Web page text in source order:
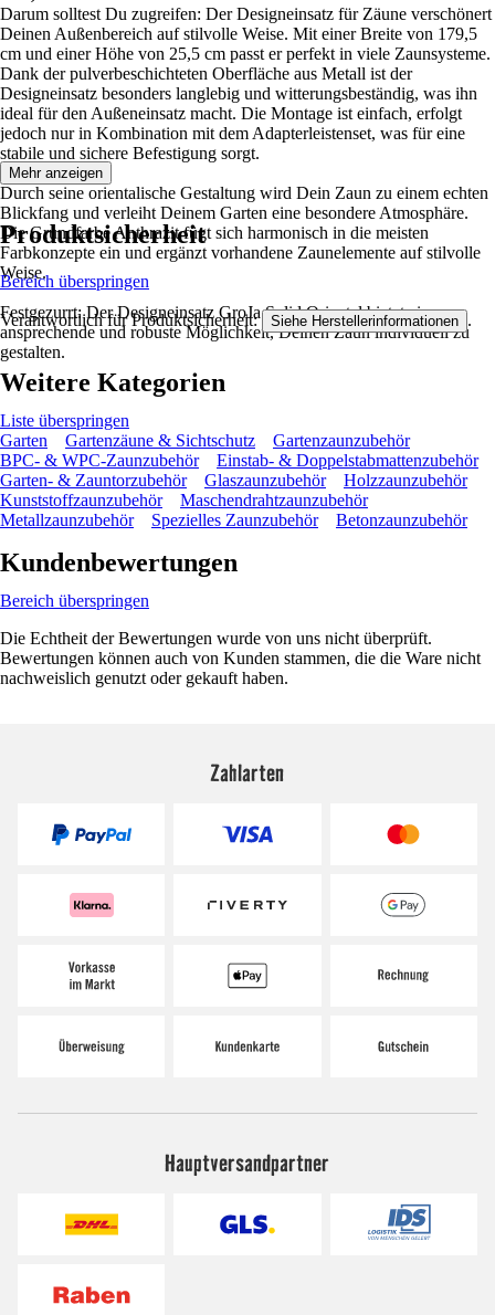
Darum solltest Du zugreifen: Der Designeinsatz für Zäune verschönert
Deinen Außenbereich auf stilvolle Weise. Mit einer Breite von 179,5
cm und einer Höhe von 25,5 cm passt er perfekt in viele Zaunsysteme.
Dank der pulverbeschichteten Oberfläche aus Metall ist der
Designeinsatz besonders langlebig und witterungsbeständig, was ihn
ideal für den Außeneinsatz macht. Die Montage ist einfach, erfolgt
jedoch nur in Kombination mit dem Adapterleistenset, was für eine
stabile und sichere Befestigung sorgt.
Durch seine orientalische Gestaltung wird Dein Zaun zu einem echten
Blickfang und verleiht Deinem Garten eine besondere Atmosphäre.
Die Grundfarbe Anthrazit fügt sich harmonisch in die meisten
Farbkonzepte ein und ergänzt vorhandene Zaunelemente auf stilvolle
Weise.
Festgezurrt: Der Designeinsatz GroJa Solid Oriental bietet eine
ansprechende und robuste Möglichkeit, Deinen Zaun individuell zu
gestalten.
Mehr anzeigen
Produktsicherheit
Bereich überspringen
Verantwortlich für Produktsicherheit: Siehe Herstellerinformationen .
Weitere Kategorien
Liste überspringen
Garten
Gartenzäune & Sichtschutz
Gartenzaunzubehör
BPC- & WPC-Zaunzubehör
Einstab- & Doppelstabmattenzubehör
Garten- & Zauntorzubehör
Glaszaunzubehör
Holzzaunzubehör
Kunststoffzaunzubehör
Maschendrahtzaunzubehör
Metallzaunzubehör
Spezielles Zaunzubehör Betonzaunzubehör
Kundenbewertungen
Bereich überspringen
Die Echtheit der Bewertungen wurde von uns nicht überprüft.
Bewertungen können auch von Kunden stammen, die die Ware nicht
nachweislich genutzt oder gekauft haben.
Zahlarten
Hauptversandpartner